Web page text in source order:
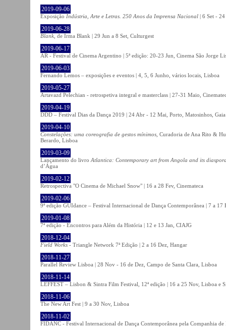
2019-09-06
Exposição Indústria, Arte e Letras. 250 Anos da Imprensa Nacional | 6 Set -
2019-06-28
Blank , de Irma Blank | 29 Jun a 8 Set, Culturgest
2019-06-17
AR - Festival de Cinema Argentino | 5ª edição: 20-23 Jun, Cinema São Jorge
2019-06-03
Fernando Lemos – exposições e eventos | 4, 5, 6 Junho, vários locais, Lisboa
2019-05-27
Artavazd Pelechian - retrospetiva integral e masterclass | 27-31 Maio,
2019-04-19
DDD – Festival Dias da Dança 2019 | 24 Abr - 12 Mai, Porto, Matosinhos, Gaia
2019-04-10
Constelações: uma coreografia de gestos mínimos , Curadoria de Ana Rito &
Berardo, Lisboa
2019-03-09
Lançamento do livro Atlantica: Contemporary art from Angola and its
d’Água
2019-02-12
Retrospectiva "O Cinema de Michael Snow" | 16 a 28 Fev, Cinemateca
2019-02-06
9ª edição GUIdance – Festival Internacional de Dança Contemporânea | 7 a 17
2019-01-08
7ª edição - Encontros para Além da História | 12 e 13 Jan, CIAJG
2018-12-04
Field Works - Triangle Network 7ª Edição | 2 a 16 Dez, Hangar
2018-11-27
Parallel Review Lisboa | 28 Nov - 16 de Dez, Campo de Santa Clara, Lisboa
2018-11-14
LEFFEST – Lisbon & Sintra Film Festival, 12ª edição | 16 a 25 Nov, Lisboa e
2018-11-06
The New Art Fest | 9 a 30 Nov, Lisboa
2018-11-02
FIDANC - Festival Internacional de Dança Contemporânea pela Companhia